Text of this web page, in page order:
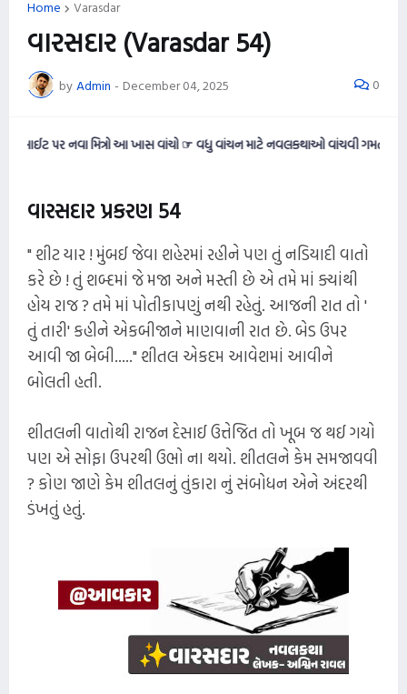
Home Varasdar
વારસદાર (Varasdar 54)
byAdmin - December 04, 2025 0
નવા મિત્રો આ ખાસ વાંચો ☞ વધુ વાંચન માટે નવલકથાઓ વાંચવી ગમતી હોય તો આ
વારસદાર પ્રકરણ 54
" શીટ યાર ! મુંબઈ જેવા શહેરમાં રહીને પણ તું નડિયાદી વાતો
કરે છે ! તું શબ્દમાં જે મજા અને મસ્તી છે એ તમે માં ક્યાંથી
હોય રાજ ? તમે માં પોતીકાપણું નથી રહેતું. આજની રાત તો '
તું તારી' કહીને એકબીજાને માણવાની રાત છે. બેડ ઉપર
આવી જા બેબી....." શીતલ એકદમ આવેશમાં આવીને
બોલતી હતી.
શીતલની વાતોથી રાજન દેસાઈ ઉત્તેજિત તો ખૂબ જ થઈ ગયો
પણ એ સોફા ઉપરથી ઉભો ના થયો. શીતલને કેમ સમજાવવી
? કોણ જાણે કેમ શીતલનું તુંકારા નું સંબોધન એને અંદરથી
ડંખતું હતું.